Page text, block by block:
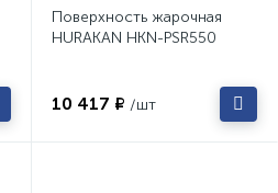
Поверхность жарочная
HURAKAN HKN-PSR550
10 417 ₽ /шт